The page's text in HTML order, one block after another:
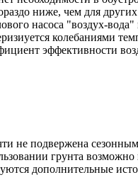
ниже, чем для
насоса "воздух-
колебаниями
эффективности
не подвержена
грунта
дополнительные